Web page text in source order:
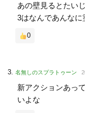
あの壁見るとたい
3はなんであんな
0
名無しのスプラトゥーン
新アクションあっ
いよな